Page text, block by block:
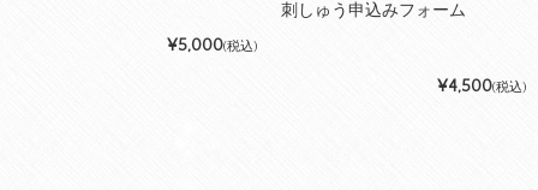
¥5,000(税込)
刺しゅう申込みフォーム
¥4,500(税込)